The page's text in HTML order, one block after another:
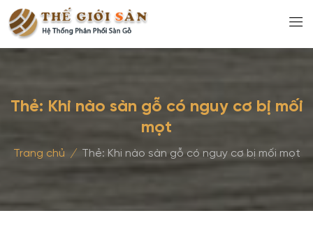
Thẻ: Khi nào sàn gỗ có nguy cơ bị mối
mọt
Trang chủ / Thẻ: Khi nào sàn gỗ có nguy cơ bị mối mọt